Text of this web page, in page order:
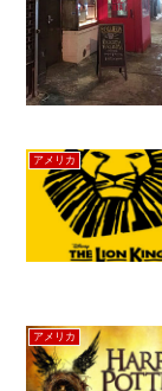
アメリカ
アメリカ